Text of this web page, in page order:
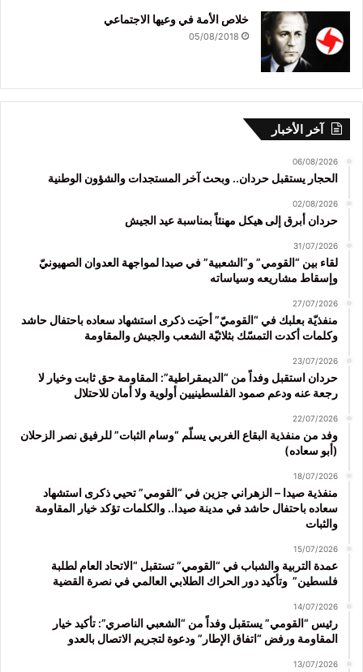
خلاص الأمة في وعيها الاجتماعي
05/08/2018
آخر الأخبار
06/08/2026
الحجار يستقبل حردان.. وبحث آخر المستجدات والشؤون الوطنية
02/08/2026
حردان أبرق إلى هيكل مهنئاً بمناسبة عيد الجيش
31/07/2026
لقاء بين “القومي” و”الشعبية” في صيدا لمواجهة العدوان الصهيونيّ
وإسقاط مشاريعه وسياساته
27/07/2026
منفذيّة بعلبك في “القوميّ” أحيَت ذكرى استشهاد سعاده باحتفال حاشد
وكلمات أكدت التمسّك بثلاثيّة الشعب والجيش والمقاومة
23/07/2026
حردان استقبل وفداً من “الديمقراطية”: المقاومة حق ثابت وخيار لا
رجعة عنه ودعم صمود الفلسطينيين أولوية ولا أمان للاحتلال
22/07/2026
وفد من منفذية البقاع الغربي يسلّم “وسام الثبات” للرفيق نصر الزحلان
(أبو سعاده)
18/07/2026
منفذية صيدا – الزهراني جزين في “القومي” تحيي ذكرى استشهاد
سعاده باحتفال حاشد في مدينة صيدا.. والكلمات تؤكد خيار المقاومة
والثبات
15/07/2026
عمدة التربية والشباب في “القومي” تستقبل “الاتحاد العام لطلبة
فلسطين” وتأكيد دور الحراك الطلابي العالمي في نصرة القضية
14/07/2026
رئيس “القومي” يستقبل وفداً من “الشعبي الناصري”: تأكيد خيار
المقاومة ورفض “اتفاق الإطار” ودعوة لتجريم الاتصال بالعدو
13/07/2026